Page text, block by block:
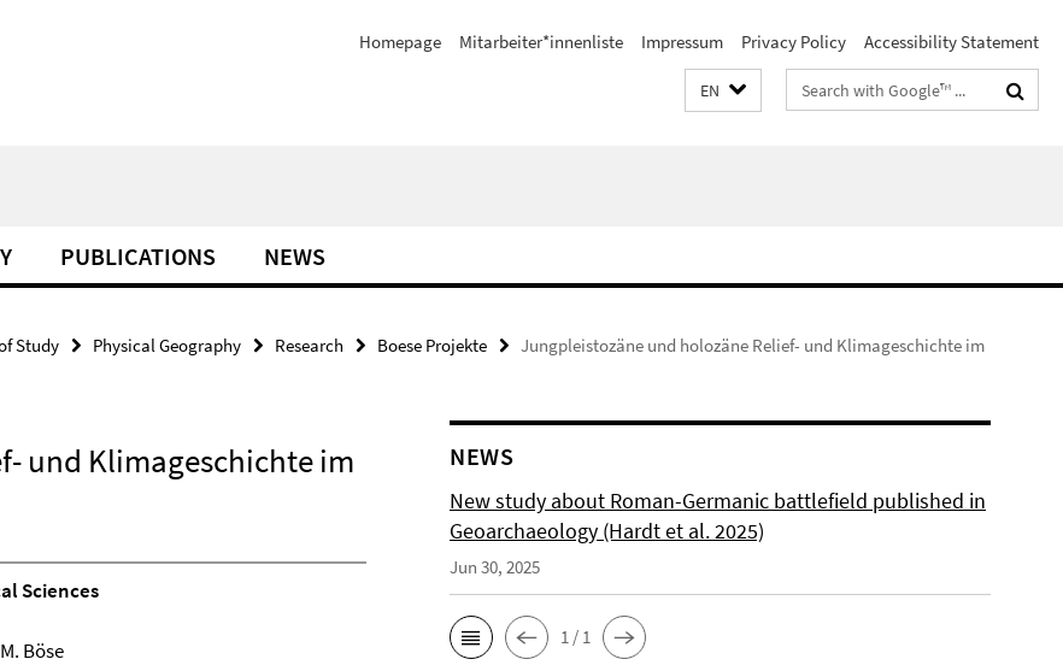
Homepage Mitarbeiter*innenliste Impressum Privacy Policy Accessibility Statement
EN
Search
terms
PUBLICATIONS NEWS
Study Physical Geography Research Boese Projekte
Jungpleistozäne und holozäne Relief- und Klimageschichte im
und Klimageschichte im
Sciences
Böse
NEWS
New study about Roman-Germanic battlefield published in
Geoarchaeology (Hardt et al. 2025)
Jun 30, 2025
1 / 1